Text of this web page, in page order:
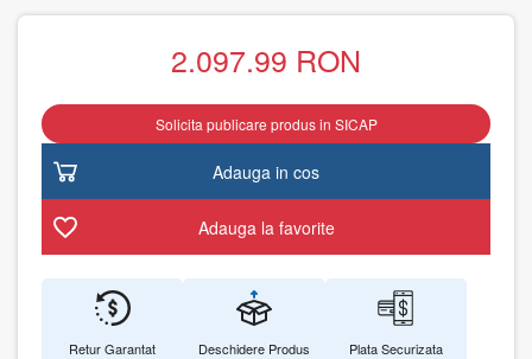
2.097.99 RON
Solicita publicare produs in SICAP
Adauga in cos
Adauga la favorite
Retur Garantat Deschidere Produs Plata Securizata